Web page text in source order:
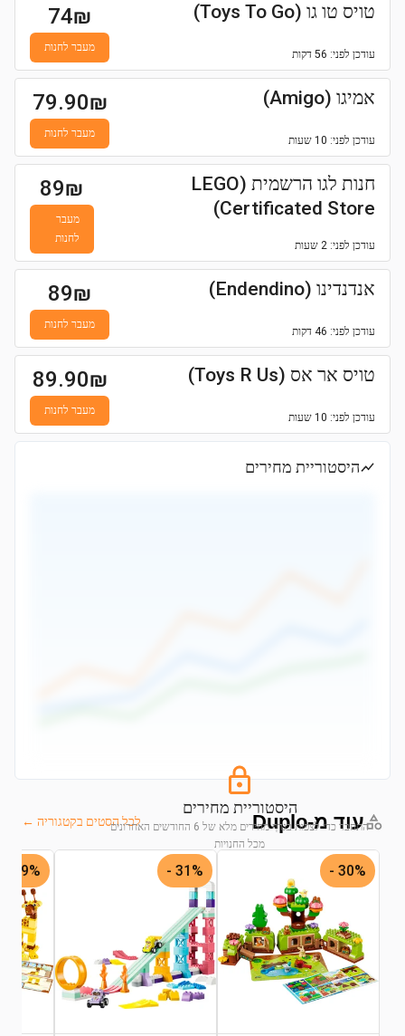
טויס טו גו (Toys To Go)
עודכן לפני: 56 דקות
74₪
מעבר לחנות
אמיגו (Amigo)
עודכן לפני: 10 שעות
79.90₪
מעבר לחנות
חנות לגו הרשמית (LEGO
Certificated Store)
עודכן לפני: 2 שעות
89₪
מעבר
לחנות
אנדנדינו (Endendino)
עודכן לפני: 46 דקות
89₪
מעבר לחנות
טויס אר אס (Toys R Us)
עודכן לפני: 10 שעות
89.90₪
מעבר לחנות
היסטוריית מחירים
היסטוריית מחירים
התחבר כדי לצפות בגרף מחירים מלא של 6 החודשים האחרונים
מכל החנויות
התחבר לצפייה בגרף
עוד מ-Duplo לכל הסטים בקטגוריה ←
30% -
31% -
29% -